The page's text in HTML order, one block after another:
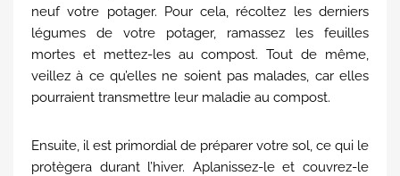
neuf votre potager. Pour cela, récoltez les derniers
légumes de votre potager, ramassez les feuilles
mortes et mettez-les au compost. Tout de même,
veillez à ce qu’elles ne soient pas malades, car elles
pourraient transmettre leur maladie au compost.
Ensuite, il est primordial de préparer votre sol, ce qui le
protègera durant l’hiver. Aplanissez-le et couvrez-le